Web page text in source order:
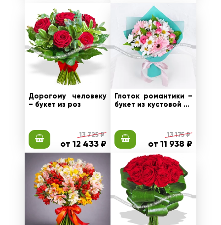
Дорогому человеку
– букет из роз
13 725 ₽
от 12 433 ₽
Глоток романтики –
букет из кустовой хр
13 175 ₽
от 11 938 ₽